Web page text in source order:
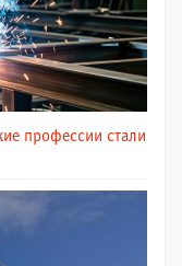
профессии стали